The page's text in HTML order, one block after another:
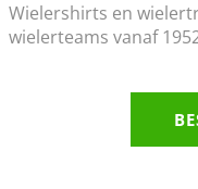
Wielershirts en
wielerteams vanaf